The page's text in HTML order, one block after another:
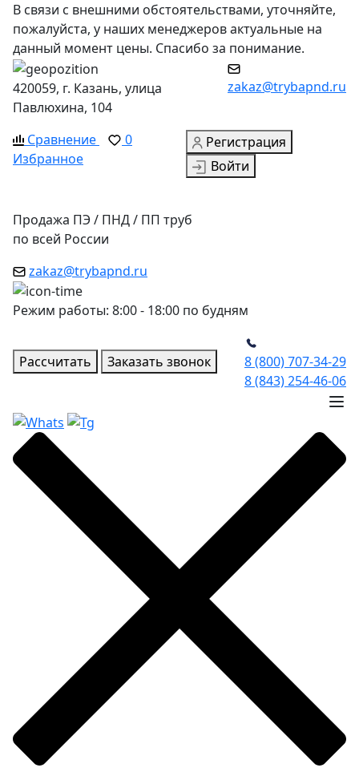
В связи с внешними обстоятельствами, уточняйте,
пожалуйста, у наших менеджеров актуальные на
данный момент цены. Спасибо за понимание.
420059, г. Казань, улица
Павлюхина, 104
zakaz@trybapnd.ru
Сравнение
0
Избранное
Регистрация
Войти
Продажа ПЭ / ПНД / ПП труб
по всей России
zakaz@trybapnd.ru
Режим работы: 8:00 - 18:00 по будням
Рассчитать Заказать звонок
8 (800) 707-34-29
8 (843) 254-46-06